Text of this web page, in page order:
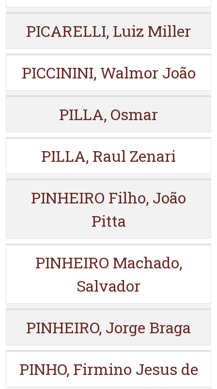
PICARELLI, Luiz Miller
PICCININI, Walmor João
PILLA, Osmar
PILLA, Raul Zenari
PINHEIRO Filho, João
Pitta
PINHEIRO Machado,
Salvador
PINHEIRO, Jorge Braga
PINHO, Firmino Jesus de